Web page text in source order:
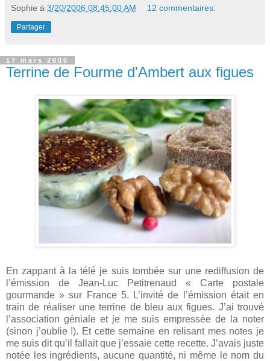
Sophie à 3/20/2006 08:45:00 AM 12 commentaires:
Partager
17 mars 2006
Terrine de Fourme d'Ambert aux figues
En zappant à la télé je suis tombée sur une rediffusion de
l’émission de Jean-Luc Petitrenaud « Carte postale
gourmande » sur France 5. L’invité de l’émission était en
train de réaliser une terrine de bleu aux figues. J’ai trouvé
l’association géniale et je me suis empressée de la noter
(sinon j’oublie !). Et cette semaine en relisant mes notes je
me suis dit qu’il fallait que j’essaie cette recette. J’avais juste
notée les ingrédients, aucune quantité, ni même le nom du